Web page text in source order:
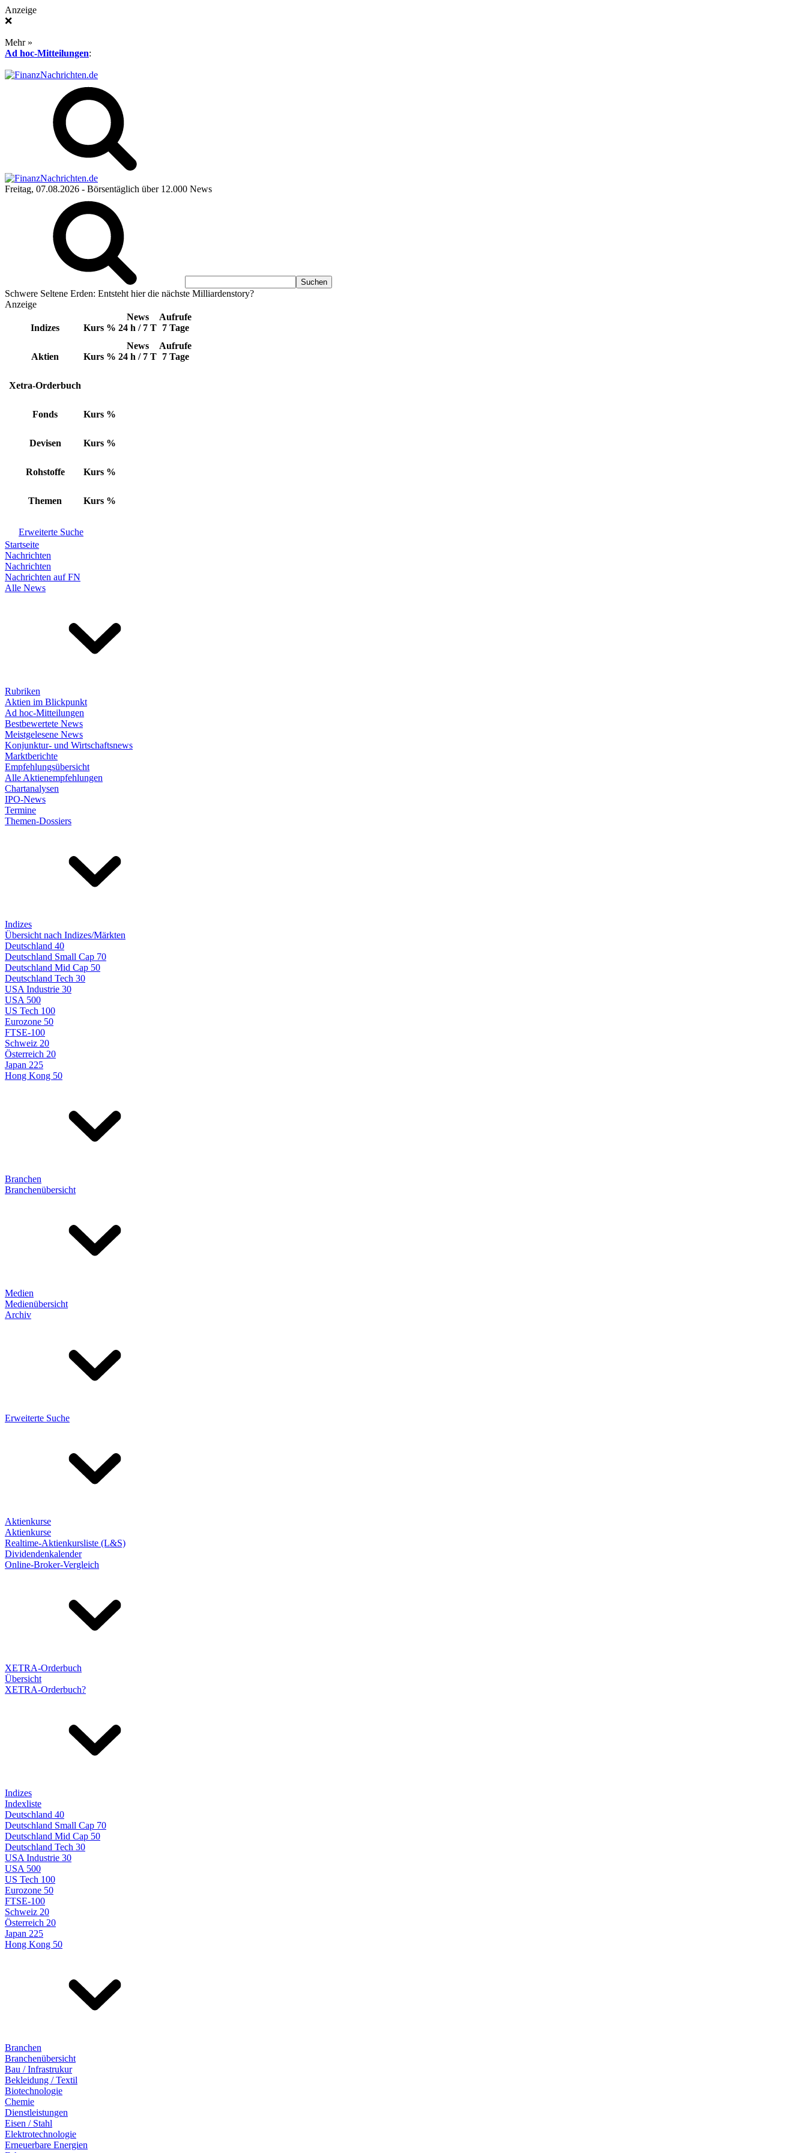
Anzeige
❌
Mehr »
Ad hoc-Mitteilungen:
Freitag, 07.08.2026 - Börsentäglich über 12.000 News
Schwere Seltene Erden: Entsteht hier die nächste Milliardenstory?
Anzeige
Indizes Kurs %
News
24 h / 7 T
Aufrufe
7 Tage
Aktien Kurs %
News
24 h / 7 T
Aufrufe
7 Tage
Xetra-Orderbuch
Fonds Kurs %
Devisen Kurs %
Rohstoffe Kurs %
Themen Kurs %
Erweiterte Suche
Startseite
Nachrichten
Nachrichten
Nachrichten auf FN
Alle News
Rubriken
Aktien im Blickpunkt
Ad hoc-Mitteilungen
Bestbewertete News
Meistgelesene News
Konjunktur- und Wirtschaftsnews
Marktberichte
Empfehlungsübersicht
Alle Aktienempfehlungen
Chartanalysen
IPO-News
Termine
Themen-Dossiers
Indizes
Übersicht nach Indizes/Märkten
Deutschland 40
Deutschland Small Cap 70
Deutschland Mid Cap 50
Deutschland Tech 30
USA Industrie 30
USA 500
US Tech 100
Eurozone 50
FTSE-100
Schweiz 20
Österreich 20
Japan 225
Hong Kong 50
Branchen
Branchenübersicht
Medien
Medienübersicht
Archiv
Erweiterte Suche
Aktienkurse
Aktienkurse
Realtime-Aktienkursliste (L&S)
Dividendenkalender
Online-Broker-Vergleich
XETRA-Orderbuch
Übersicht
XETRA-Orderbuch?
Indizes
Indexliste
Deutschland 40
Deutschland Small Cap 70
Deutschland Mid Cap 50
Deutschland Tech 30
USA Industrie 30
USA 500
US Tech 100
Eurozone 50
FTSE-100
Schweiz 20
Österreich 20
Japan 225
Hong Kong 50
Branchen
Branchenübersicht
Bau / Infrastrukur
Bekleidung / Textil
Biotechnologie
Chemie
Dienstleistungen
Eisen / Stahl
Elektrotechnologie
Erneuerbare Energien